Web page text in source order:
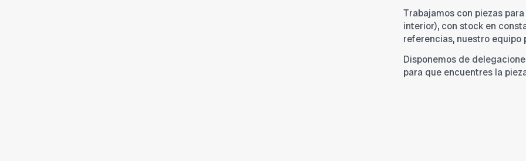
Trabajamos con piezas
interior), con stock en
referencias, nuestro equipo
Disponemos de
para que encuentres la